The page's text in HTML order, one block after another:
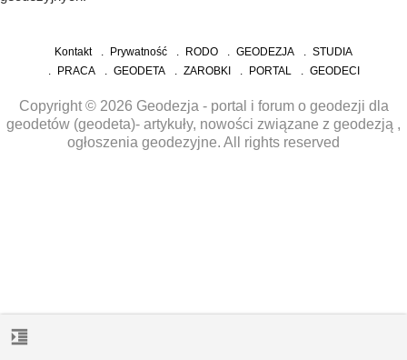
format_indent_increase
Kontakt Prywatność RODO GEODEZJA
STUDIA
PRACA
GEODETA ZAROBKI PORTAL GEODECI
Copyright © 2026 Geodezja - portal i forum o geodezji dla
geodetów (geodeta)- artykuły, nowości związane z geodezją ,
ogłoszenia geodezyjne. All rights reserved